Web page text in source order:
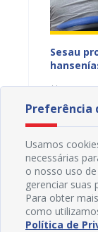
Sesau
08/08/
Preferência
Usamos
necessárias
o nosso uso
gerenciar suas
Para obter
como
Política de